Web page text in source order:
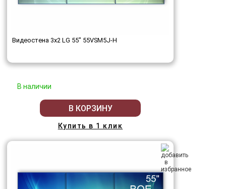
Видеостена 3x2 LG 55" 55VSM5J-H
В наличии
В КОРЗИНУ
Купить в 1 клик